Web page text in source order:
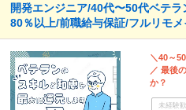
開発エンジニア/40代〜50代ベテ
80％以上/前職給与保証/フルリモメ
＼40～
／ 最後
か？
未経験